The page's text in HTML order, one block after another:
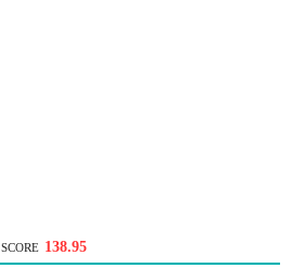
SCORE 138.95